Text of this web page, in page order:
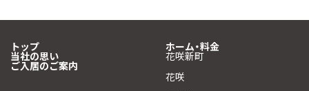
トップ
当社の思い
ご入居のご案内
ホーム・料金
花咲新町
花咲